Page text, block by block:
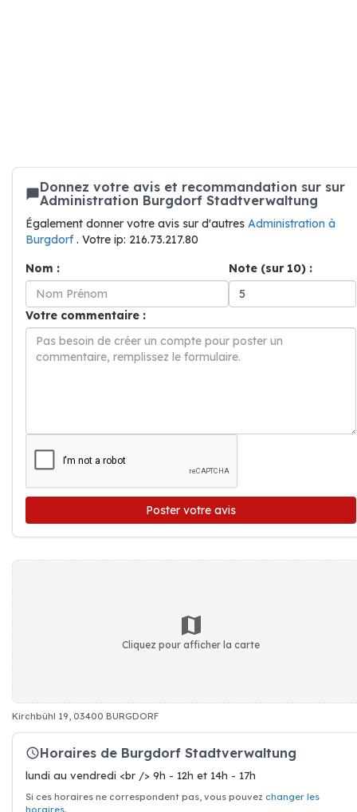
Donnez votre avis et recommandation sur sur
Administration Burgdorf Stadtverwaltung
Également donner votre avis sur d'autres Administration à
Burgdorf. Votre ip: 216.73.217.80
Nom :
Note (sur 10) :
Votre commentaire :
Poster votre avis
Cliquez pour afficher la carte
Kirchbühl 19, 03400 BURGDORF
Horaires de Burgdorf Stadtverwaltung
lundi au vendredi <br /> 9h - 12h et 14h - 17h
Si ces horaires ne correspondent pas, vous pouvez changer les
horaires.